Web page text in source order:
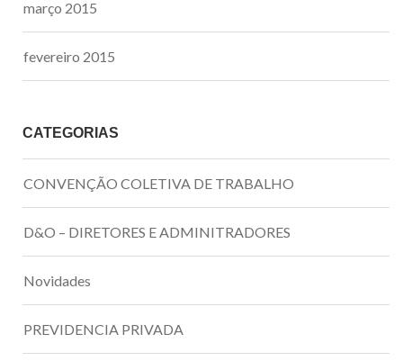
março 2015
fevereiro 2015
CATEGORIAS
CONVENÇÃO COLETIVA DE TRABALHO
D&O – DIRETORES E ADMINITRADORES
Novidades
PREVIDENCIA PRIVADA